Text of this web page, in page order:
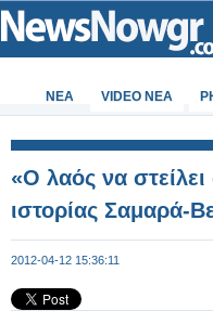
ΝΕΑ VIDEO NEA
«Ο λαός να
ιστορίας Σαμαρά-
2012-04-12 15:36:11